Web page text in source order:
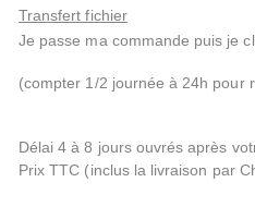
Transfert fichier
Je passe ma commande puis je
(compter 1/2 journée à 24h pour
Délai 4 à 8 jours ouvrés après
Prix TTC (inclus la livraison par